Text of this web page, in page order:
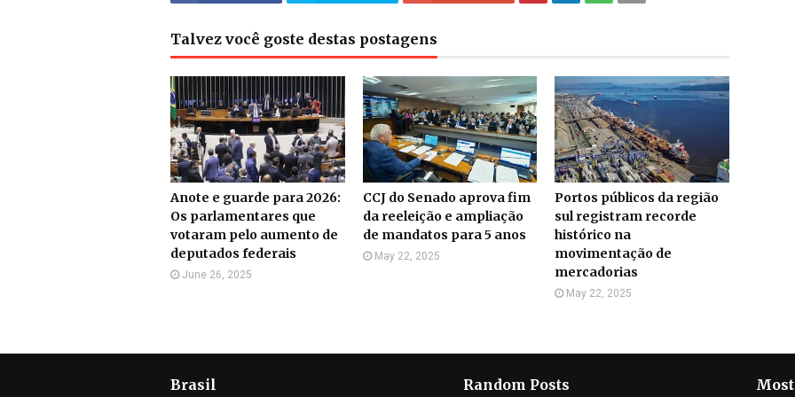
Talvez você goste destas postagens
Anote e guarde para 2026:
Os parlamentares que
votaram pelo aumento de
deputados federais
June 26, 2025
CCJ do Senado aprova fim
da reeleição e ampliação
de mandatos para 5 anos
May 22, 2025
Portos públicos da região
sul registram recorde
histórico na
movimentação de
mercadorias
May 22, 2025
Brasil Random Posts